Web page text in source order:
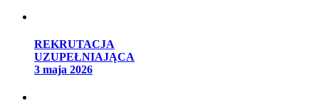
REKRUTACJA
UZUPEŁNIAJĄCA
3 maja 2026